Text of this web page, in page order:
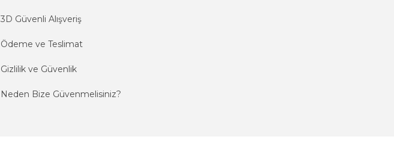
3D Güvenli Alışveriş
Ödeme ve Teslimat
Gizlilik ve Güvenlik
Neden Bize Güvenmelisiniz?